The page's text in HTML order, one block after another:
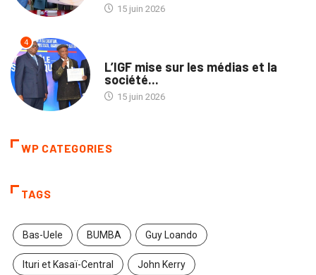
15 juin 2026
4
L’IGF mise sur les médias et la
société...
15 juin 2026
WP CATEGORIES
TAGS
Bas-Uele BUMBA Guy Loando
Ituri et Kasaï-Central John Kerry